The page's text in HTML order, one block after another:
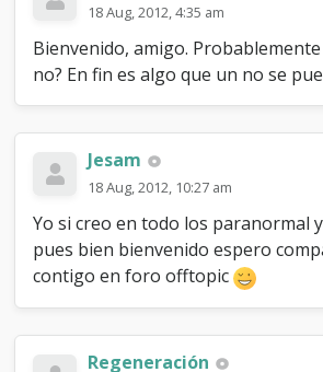
18 Aug, 2012, 4:35 am
Bienvenido, amigo.
no? En fin es algo que un no se
Jesam
18 Aug, 2012, 10:27 am
Yo si creo en todo los paranormal
pues bien bienvenido espero
contigo en foro offtopic
Regeneración